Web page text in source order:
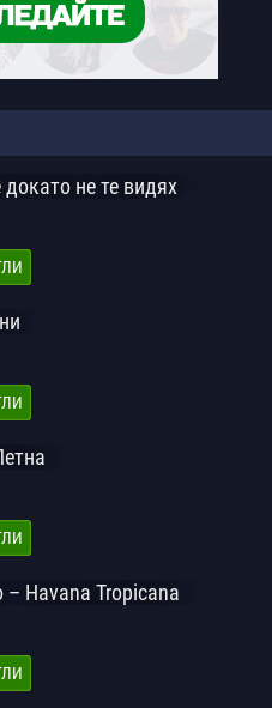
не те видях
Havana Tropicana